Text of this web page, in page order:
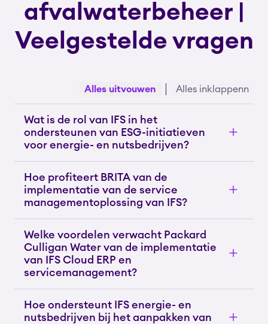
afvalwaterbeheer |
Veelgestelde vragen
Alles uitvouwen Alles inklappenn
Wat is de rol van IFS in het
ondersteunen van ESG-initiatieven
voor energie- en nutsbedrijven?
Hoe profiteert BRITA van de
implementatie van de service
managementoplossing van IFS?
Welke voordelen verwacht Packard
Culligan Water van de implementatie
van IFS Cloud ERP en
servicemanagement?
Hoe ondersteunt IFS energie- en
nutsbedrijven bij het aanpakken van